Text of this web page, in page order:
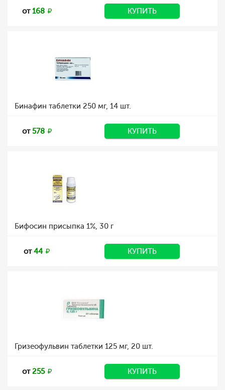
от168 КУПИТЬ
Бинафин таблетки 250 мг, 14 шт.
от578 КУПИТЬ
Бифосин присыпка 1%, 30 г
от44 КУПИТЬ
Гризеофульвин таблетки 125 мг, 20 шт.
от255 КУПИТЬ